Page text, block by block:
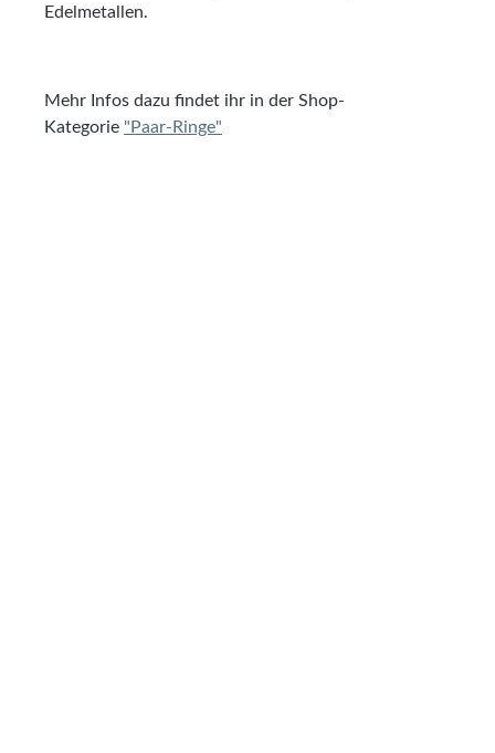
Edelmetallen.
Mehr Infos dazu findet ihr in der Shop-
Kategorie "Paar-Ringe"